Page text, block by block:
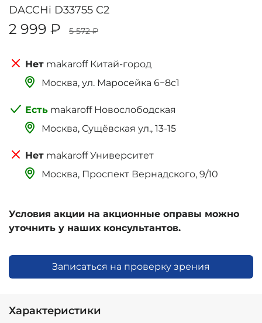
DACCHi D33755 C2
2 999 ₽ 5 572 ₽
makaroff Китай-город
Москва, ‌‌‌‌ул. Маросейка 6−8с1
makaroff Новослободская
Москва, Сущёвская ул., 13-15
makaroff Университет
Москва, Проспект Вернадского, 9/10
Условия акции на акционные оправы можно
уточнить у наших консультантов.
Записаться на проверку зрения
Характеристики